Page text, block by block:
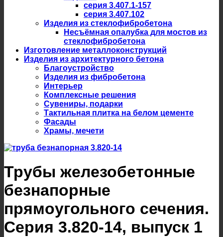
серия 3.407.1-157
серия 3.407.102
Изделия из стеклофибробетона
Несъёмная опалубка для мостов из
стеклофибробетона
Изготовление металлоконструкций
Изделия из архитектурного бетона
Благоустройство
Изделия из фибробетона
Интерьер
Комплексные решения
Сувениры, подарки
Тактильная плитка на белом цементе
Фасады
Храмы, мечети
Трубы железобетонные
безнапорные
прямоугольного сечения.
Серия 3.820-14, выпуск 1